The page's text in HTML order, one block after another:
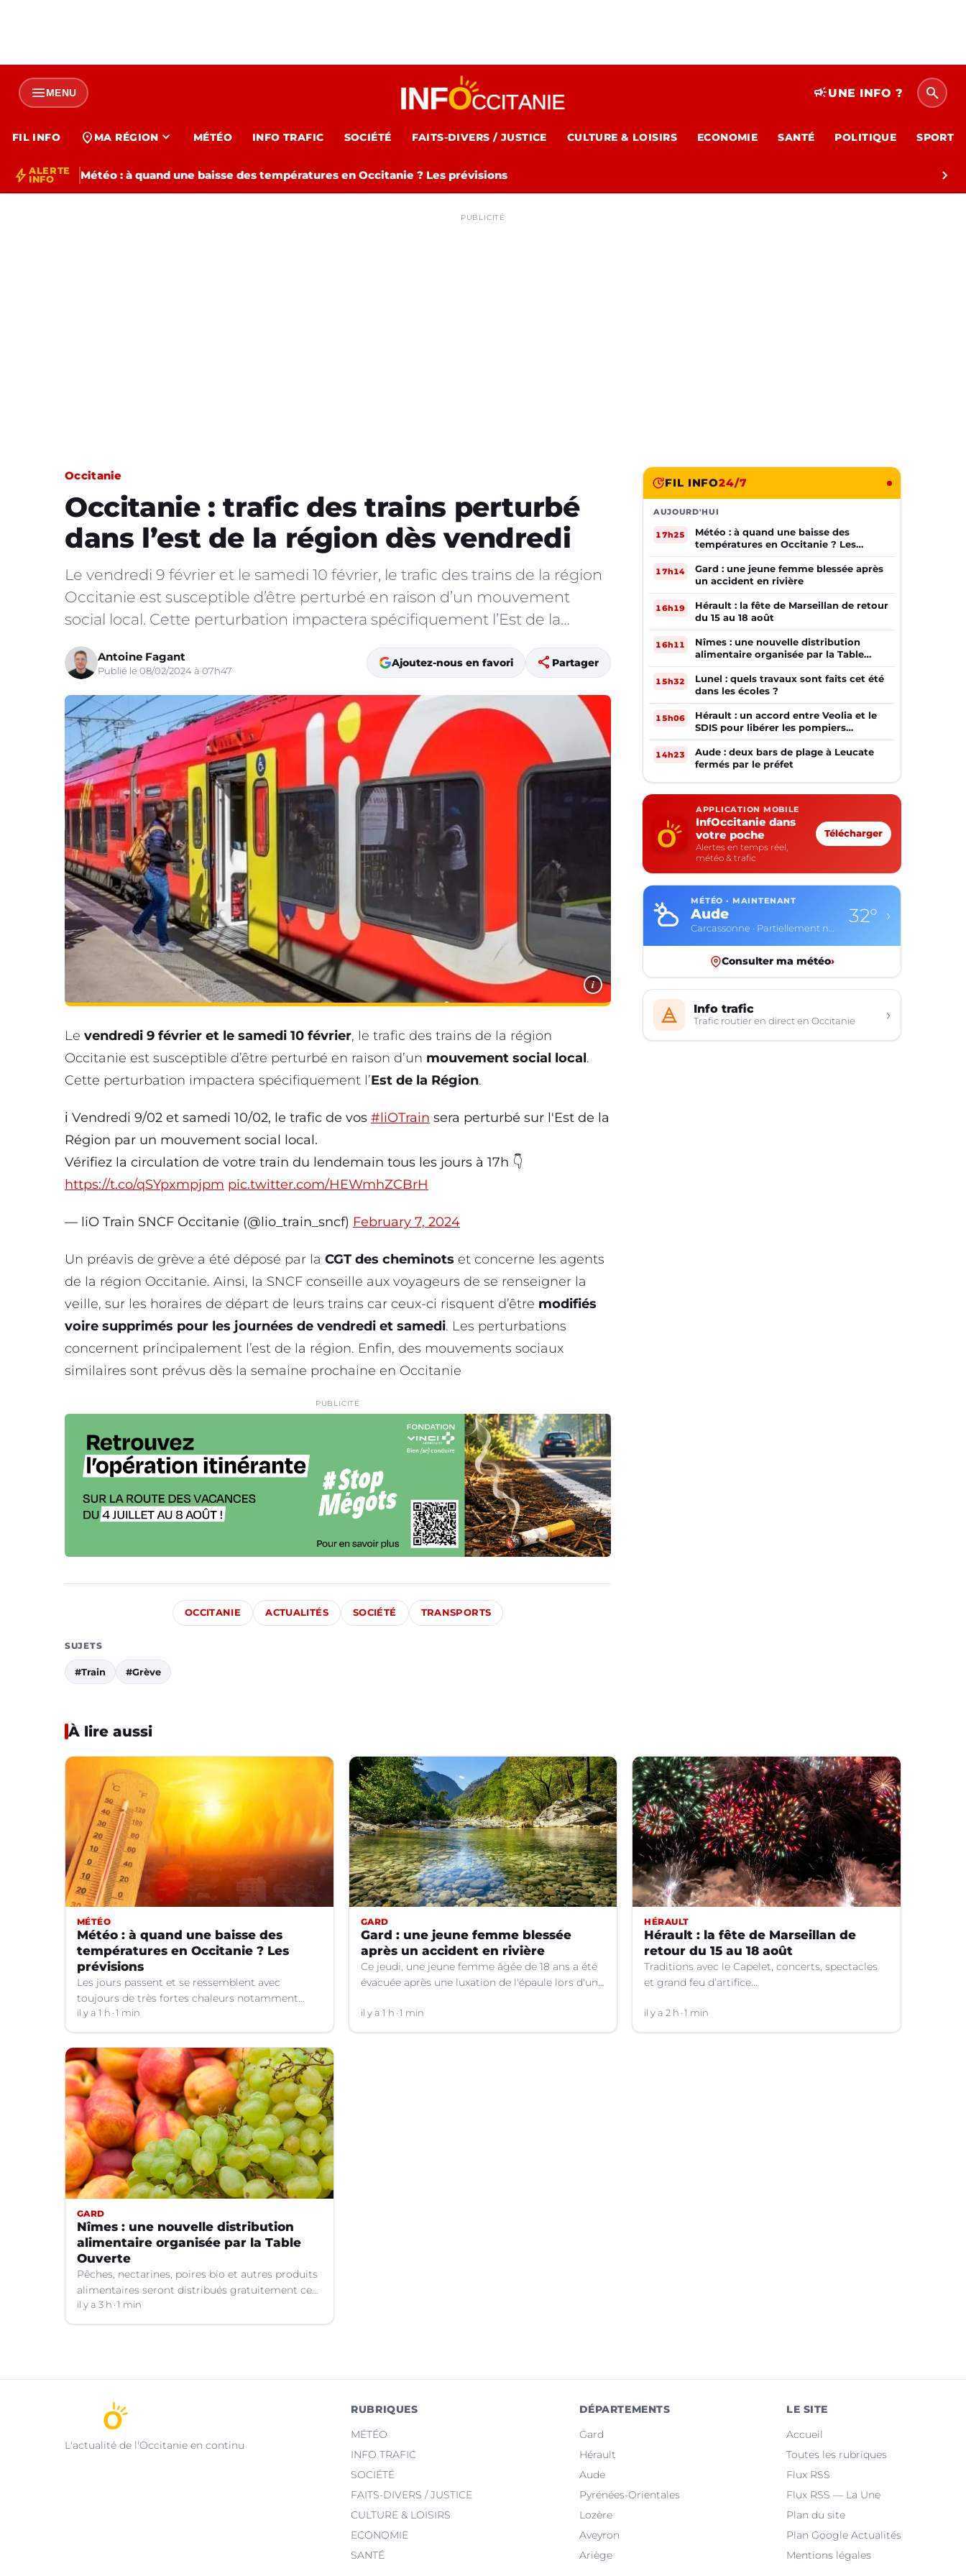
menuMENU campaignUNE INFO ? search
FIL INFO location_on MA RÉGION expand_more MÉTÉO INFO TRAFIC SOCIÉTÉ FAITS-DIVERS / JUSTICE CULTURE & LOISIRS ECONOMIE SANTÉ POLITIQUE SPORT
bolt ALERTE
INFO
Météo : à quand une baisse des températures en Occitanie ? Les prévisions chevron_right
PUBLICITÉ
Occitanie
Occitanie : trafic des trains perturbé
dans l’est de la région dès vendredi
Le vendredi 9 février et le samedi 10 février, le trafic des trains de la région
Occitanie est susceptible d’être perturbé en raison d’un mouvement
social local. Cette perturbation impactera spécifiquement l’Est de la…
Antoine Fagant
Publié le 08/02/2024 à 07h47
Ajoutez-nous en favori share Partager
i
Le vendredi 9 février et le samedi 10 février, le trafic des trains de la région
Occitanie est susceptible d’être perturbé en raison d’un mouvement social local.
Cette perturbation impactera spécifiquement l’Est de la Région.
ℹ️ Vendredi 9/02 et samedi 10/02, le trafic de vos #liOTrain sera perturbé sur l'Est de la
Région par un mouvement social local.
Vérifiez la circulation de votre train du lendemain tous les jours à 17h 👇
https://t.co/qSYpxmpjpm pic.twitter.com/HEWmhZCBrH
— liO Train SNCF Occitanie (@lio_train_sncf) February 7, 2024
Un préavis de grève a été déposé par la CGT des cheminots et concerne les agents
de la région Occitanie. Ainsi, la SNCF conseille aux voyageurs de se renseigner la
veille, sur les horaires de départ de leurs trains car ceux-ci risquent d’être modifiés
voire supprimés pour les journées de vendredi et samedi. Les perturbations
concernent principalement l’est de la région. Enfin, des mouvements sociaux
similaires sont prévus dès la semaine prochaine en Occitanie
PUBLICITÉ
OCCITANIE ACTUALITÉS SOCIÉTÉ TRANSPORTS
SUJETS
#Train #Grève
FIL INFO24/7
AUJOURD'HUI
17h25
Météo : à quand une baisse des
températures en Occitanie ? Les
prévisions
17h14
Gard : une jeune femme blessée après
un accident en rivière
16h19
Hérault : la fête de Marseillan de retour
du 15 au 18 août
16h11
Nîmes : une nouvelle distribution
alimentaire organisée par la Table
Ouverte
15h32
Lunel : quels travaux sont faits cet été
dans les écoles ?
15h06
Hérault : un accord entre Veolia et le
SDIS pour libérer les pompiers
volontaires
14h23
Aude : deux bars de plage à Leucate
fermés par le préfet
APPLICATION MOBILE
InfOccitanie dans
votre poche
Alertes en temps réel,
météo & trafic
Télécharger
MÉTÉO · MAINTENANT
Aude
Carcassonne · Partiellement nuageux
32° ›
Consulter ma météo›
Info trafic
Trafic routier en direct en Occitanie ›
À lire aussi
MÉTÉO
Météo : à quand une baisse des
températures en Occitanie ? Les
prévisions
Les jours passent et se ressemblent avec
toujours de très fortes chaleurs notamment
dans le Languedoc. Jusqu’à quand ?
il y a 1 h 1 min
GARD
Gard : une jeune femme blessée
après un accident en rivière
Ce jeudi, une jeune femme âgée de 18 ans a été
évacuée après une luxation de l'épaule lors d'un
Valborgne (Gard).
il y a 1 h 1 min
HÉRAULT
Hérault : la fête de Marseillan de
retour du 15 au 18 août
Traditions avec le Capelet, concerts, spectacles
et grand feu d’artifice...
il y a 2 h 1 min
GARD
Nîmes : une nouvelle distribution
alimentaire organisée par la Table
Ouverte
Pêches, nectarines, poires bio et autres produits
alimentaires seront distribués gratuitement ce
vendredi 7 août par les bénévoles de la Table
Ouverte à Nîmes (Gard).
il y a 3 h 1 min
L'actualité de l'Occitanie en continu
RUBRIQUES
MÉTÉO
INFO TRAFIC
SOCIÉTÉ
FAITS-DIVERS / JUSTICE
CULTURE & LOISIRS
ECONOMIE
SANTÉ
DÉPARTEMENTS
Gard
Hérault
Aude
Pyrénées-Orientales
Lozère
Aveyron
Ariège
LE SITE
Accueil
Toutes les rubriques
Flux RSS
Flux RSS — La Une
Plan du site
Plan Google Actualités
Mentions légales